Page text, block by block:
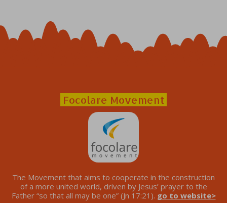
Focolare Movement
The Movement that aims to cooperate in the construction
of a more united world, driven by Jesus’ prayer to the
Father “so that all may be one” (Jn 17:21). go to website>